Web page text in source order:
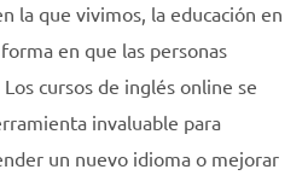
la que vivimos, la educación en
en que las personas
cursos de inglés online se
invaluable para
un nuevo idioma o mejorar